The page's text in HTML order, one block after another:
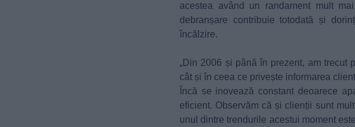
acestea având un randament mult
debranșare contribuie totodată și
încălzire.
„Din 2006 și până în prezent, am trecut
cât și în ceea ce privește informarea
Încă se inovează constant deoarece
eficient. Observăm că și clienții sunt
unul dintre trendurile acestui moment